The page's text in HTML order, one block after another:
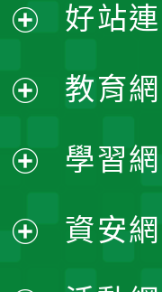
開
選
單
開
選
單
開
選
開
好站
教育
學習
資安